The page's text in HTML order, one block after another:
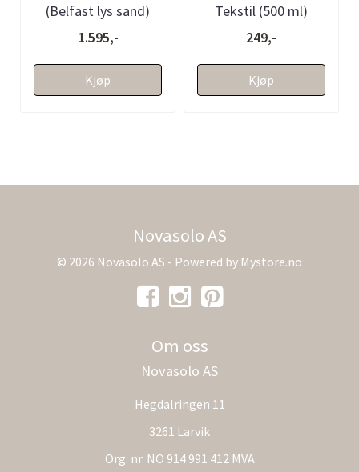
(Belfast lys sand)
1.595,-
Kjøp
Tekstil (500 ml)
249,-
Kjøp
Novasolo AS
© 2026 Novasolo AS - Powered by Mystore.no
Om oss
Novasolo AS
Hegdalringen 11
3261 Larvik
Org. nr. NO 914 991 412 MVA